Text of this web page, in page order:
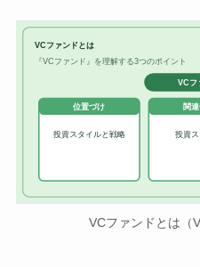
VCファンドとは
『VCファンド』を理解する3つのポイント
VCフ
位置づけ
投資スタイルと戦略
関
投資
VCファンドとは（